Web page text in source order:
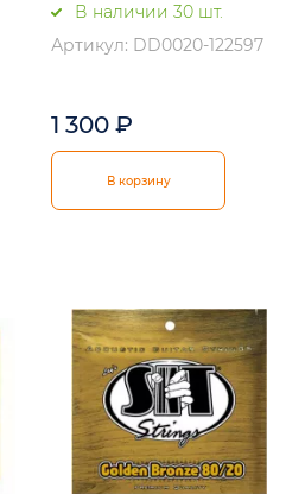
В наличии 30 шт.
Артикул: DD0020-122597
1 300 ₽
В корзину